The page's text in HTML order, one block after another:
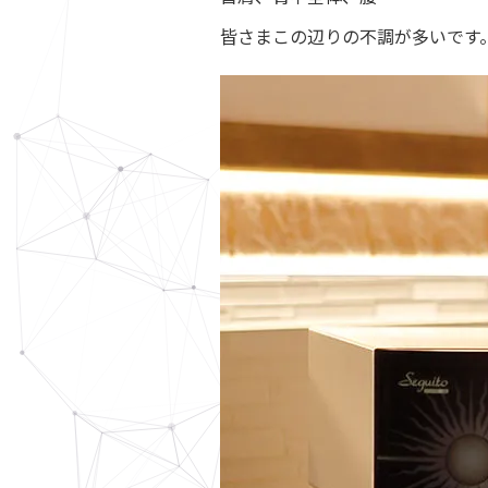
皆さまこの辺りの不調が多いです